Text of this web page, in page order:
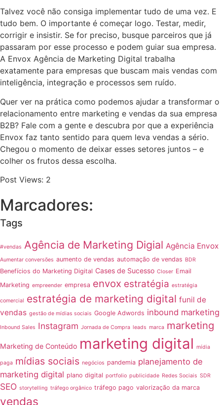
Talvez você não consiga implementar tudo de uma vez. E
tudo bem. O importante é começar logo. Testar, medir,
corrigir e insistir. Se for preciso, busque parceiros que já
passaram por esse processo e podem guiar sua empresa.
A Envox Agência de Marketing Digital trabalha
exatamente para empresas que buscam mais vendas com
inteligência, integração e processos sem ruído.
Quer ver na prática como podemos ajudar a transformar o
relacionamento entre marketing e vendas da sua empresa
B2B? Fale com a gente e descubra por que a experiência
Envox faz tanto sentido para quem leva vendas a sério.
Chegou o momento de deixar esses setores juntos – e
colher os frutos dessa escolha.
Post Views: 2
Marcadores:
Tags
#vendas Agência de Marketing Digial Agência Envox
Aumentar conversões aumento de vendas automação de vendas BDR
Benefícios do Marketing Digital Cases de Sucesso Closer Email
Marketing empreender empresa envox estratégia estratégia
comercial estratégia de marketing digital funil de
vendas gestão de mídias sociais Google Adwords inbound marketing
Inbound Sales Instagram Jornada de Compra leads marca marketing
Marketing de Conteúdo marketing digital mídia
paga mídias sociais negócios pandemia planejamento de
marketing digital plano digital portfolio publicidade Redes Sociais SDR
SEO storytelling tráfego orgânico tráfego pago valorização da marca
vendas